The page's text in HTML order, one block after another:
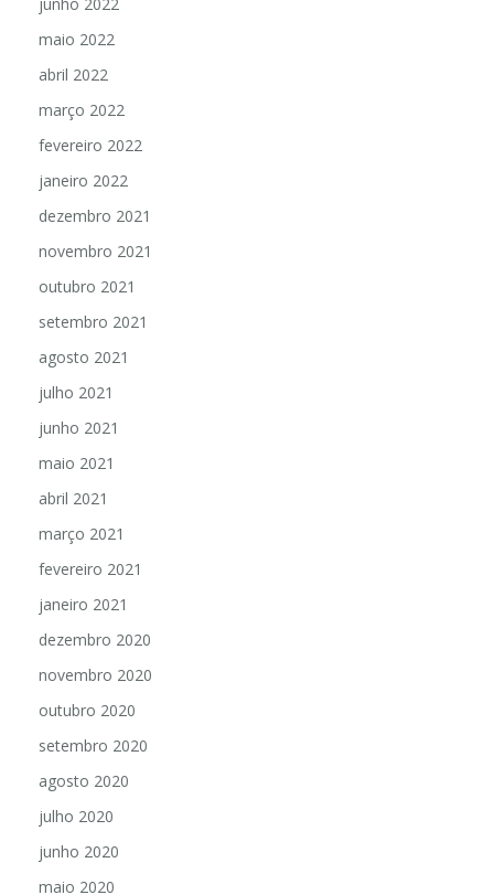
maio 2022
abril 2022
março 2022
fevereiro 2022
janeiro 2022
dezembro 2021
novembro 2021
outubro 2021
setembro 2021
agosto 2021
julho 2021
junho 2021
maio 2021
abril 2021
março 2021
fevereiro 2021
janeiro 2021
dezembro 2020
novembro 2020
outubro 2020
setembro 2020
agosto 2020
julho 2020
junho 2020
maio 2020